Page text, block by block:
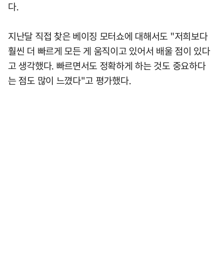
다.
지난달 직접 찾은 베이징 모터쇼에 대해서도 "저희보다
훨씬 더 빠르게 모든 게 움직이고 있어서 배울 점이 있다
고 생각했다. 빠르면서도 정확하게 하는 것도 중요하다
는 점도 많이 느꼈다"고 평가했다.